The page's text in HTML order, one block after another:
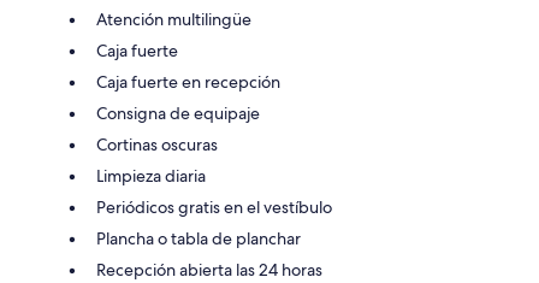
Atención multilingüe
Caja fuerte
Caja fuerte en recepción
Consigna de equipaje
Cortinas oscuras
Limpieza diaria
Periódicos gratis en el vestíbulo
Plancha o tabla de planchar
Recepción abierta las 24 horas